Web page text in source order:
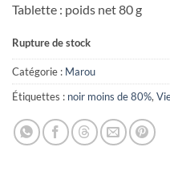
Tablette : poids net 80 g
Rupture de stock
Catégorie : Marou
Étiquettes : noir moins de 80%,